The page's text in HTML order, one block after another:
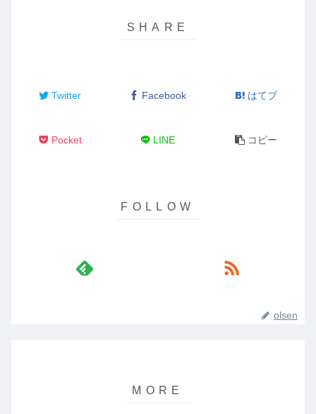
Twitter Facebook はてブ
Pocket LINE コピー
olsen